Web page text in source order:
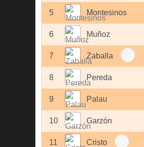
5 Montesinos
6 Muñoz
7 Zaballa
8 Pereda
9 Palau
10 Garzón
11 Cristo